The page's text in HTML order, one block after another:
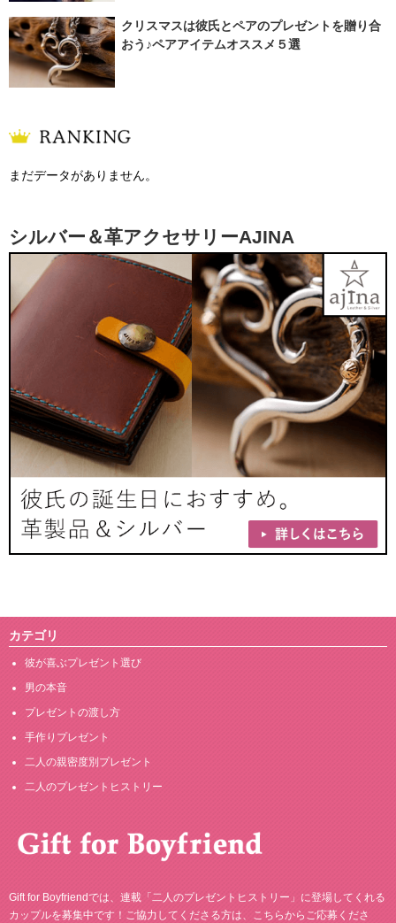
クリスマスは彼氏とペアのプレゼントを贈り合
おう♪ペアアイテムオススメ５選
まだデータがありません。
シルバー＆革アクセサリーAJINA
カテゴリ
彼が喜ぶプレゼント選び
男の本音
プレゼントの渡し方
手作りプレゼント
二人の親密度別プレゼント
二人のプレゼントヒストリー
Gift for Boyfriendでは、連載「二人のプレゼントヒストリー」に登場してくれる
カップルを募集中です！ご協力してくださる方は、
こちらからご応募くださ